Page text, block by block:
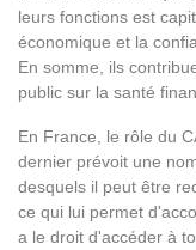
leurs fonctions est
économique et la
En somme, ils
public sur la santé
En France, le rôle du
dernier prévoit une
desquels il peut être
ce qui lui permet
a le droit d'accéder à